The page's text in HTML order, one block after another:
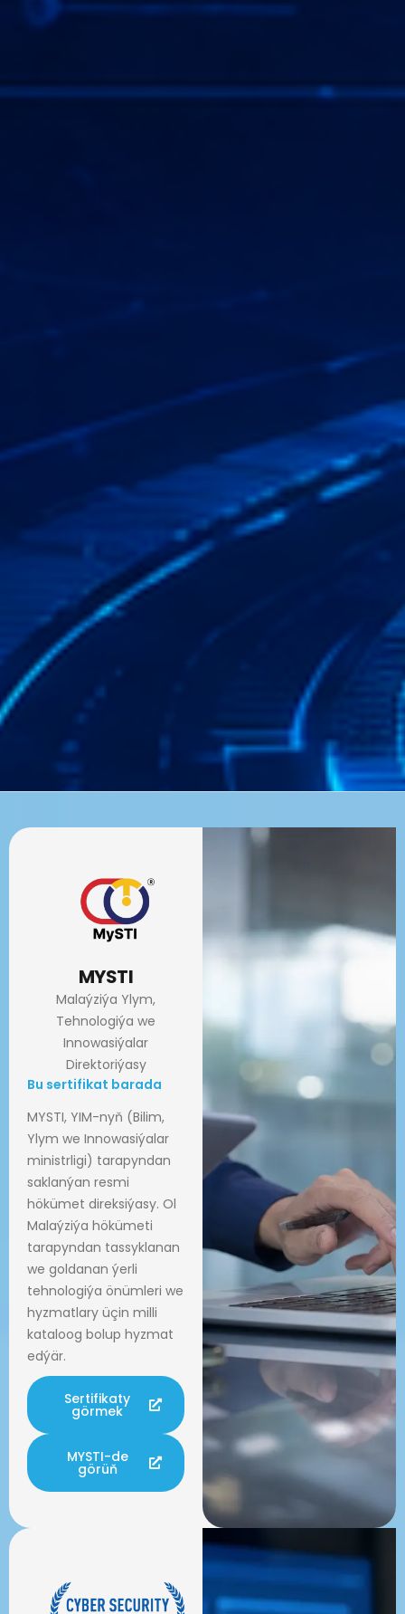
MYSTI
Malaýziýa Ylym,
Tehnologiýa we
Innowasiýalar
Direktoriýasy
Bu sertifikat barada
MYSTI, YIM-nyň (Bilim,
Ylym we Innowasiýalar
ministrligi) tarapyndan
saklanýan resmi
hökümet direksiýasy. Ol
Malaýziýa hökümeti
tarapyndan tassyklanan
we goldanan ýerli
tehnologiýa önümleri we
hyzmatlary üçin milli
kataloog bolup hyzmat
edýär.
Sertifikaty
görmek
MYSTI-de
görüň